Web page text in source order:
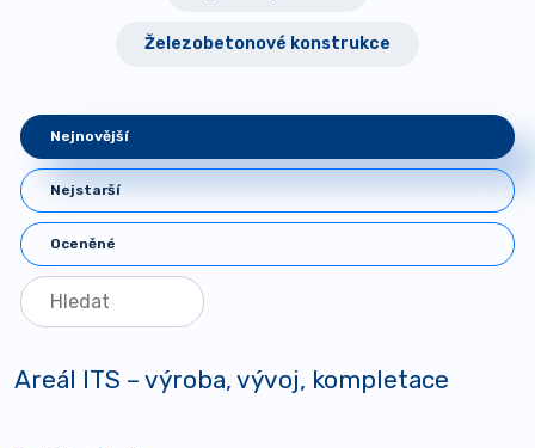
Železobetonové konstrukce
Nejnovější
Nejstarší
Oceněné
Areál ITS – výroba, vývoj, kompletace